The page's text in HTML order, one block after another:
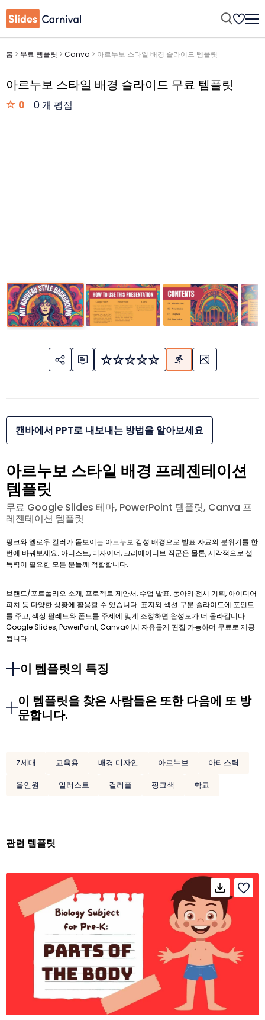
홈 > 무료 템플릿 > Canva > 아르누보 스타일 배경 슬라이드 템플릿
아르누보 스타일 배경 슬라이드 무료 템플릿
0 0 개 평점
캔바에서 PPT로 내보내는 방법을 알아보세요
아르누보 스타일 배경 프레젠테이션
템플릿
무료 Google Slides 테마, PowerPoint 템플릿, Canva 프
레젠테이션 템플릿
핑크와 옐로우 컬러가 돋보이는 아르누보 감성 배경으로 발표 자료의 분위기를 한
번에 바꿔보세요. 아티스트, 디자이너, 크리에이티브 직군은 물론, 시각적으로 설
득력이 필요한 모든 분들께 적합합니다.
브랜드/포트폴리오 소개, 프로젝트 제안서, 수업 발표, 동아리·전시 기획, 아이디어
피치 등 다양한 상황에 활용할 수 있습니다. 표지와 섹션 구분 슬라이드에 포인트
를 주고, 색상 팔레트와 폰트를 주제에 맞게 조정하면 완성도가 더 올라갑니다.
Google Slides, PowerPoint, Canva에서 자유롭게 편집 가능하며 무료로 제공
됩니다.
이 템플릿의 특징
이 템플릿을 찾은 사람들은 또한 다음에 또 방
문합니다.
Z세대 교육용 배경 디자인 아르누보
아티스틱
올인원
일러스트 컬러풀 핑크색 학교
관련 템플릿